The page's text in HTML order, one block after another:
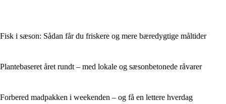
Fisk i sæson: Sådan får du friskere og mere bæredygtige måltider
Plantebaseret året rundt – med lokale og sæsonbetonede råvarer
Forbered madpakken i weekenden – og få en lettere hverdag